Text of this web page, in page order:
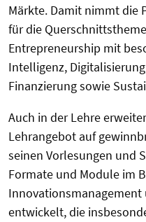
Märkte. Damit nimmt die
für die
Entrepreneurship mit
Intelligenz,
Finanzierung sowie
Auch in der Lehre
Lehrangebot auf
seinen Vorlesungen und
Formate und Module im
entwickelt, die